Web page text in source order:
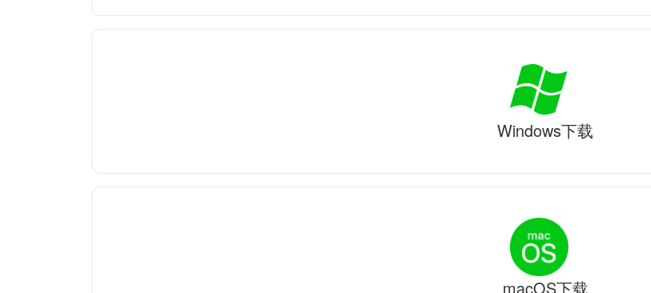
Windows下载
macOS下载